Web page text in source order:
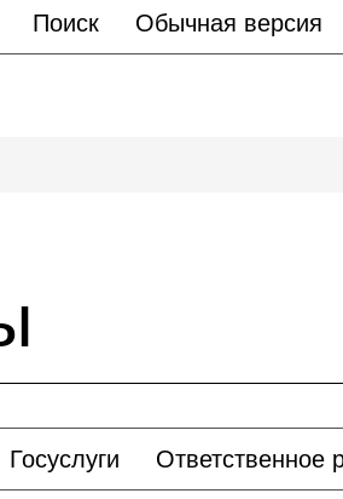
Поиск Обычная версия
Госуслуги Ответственное